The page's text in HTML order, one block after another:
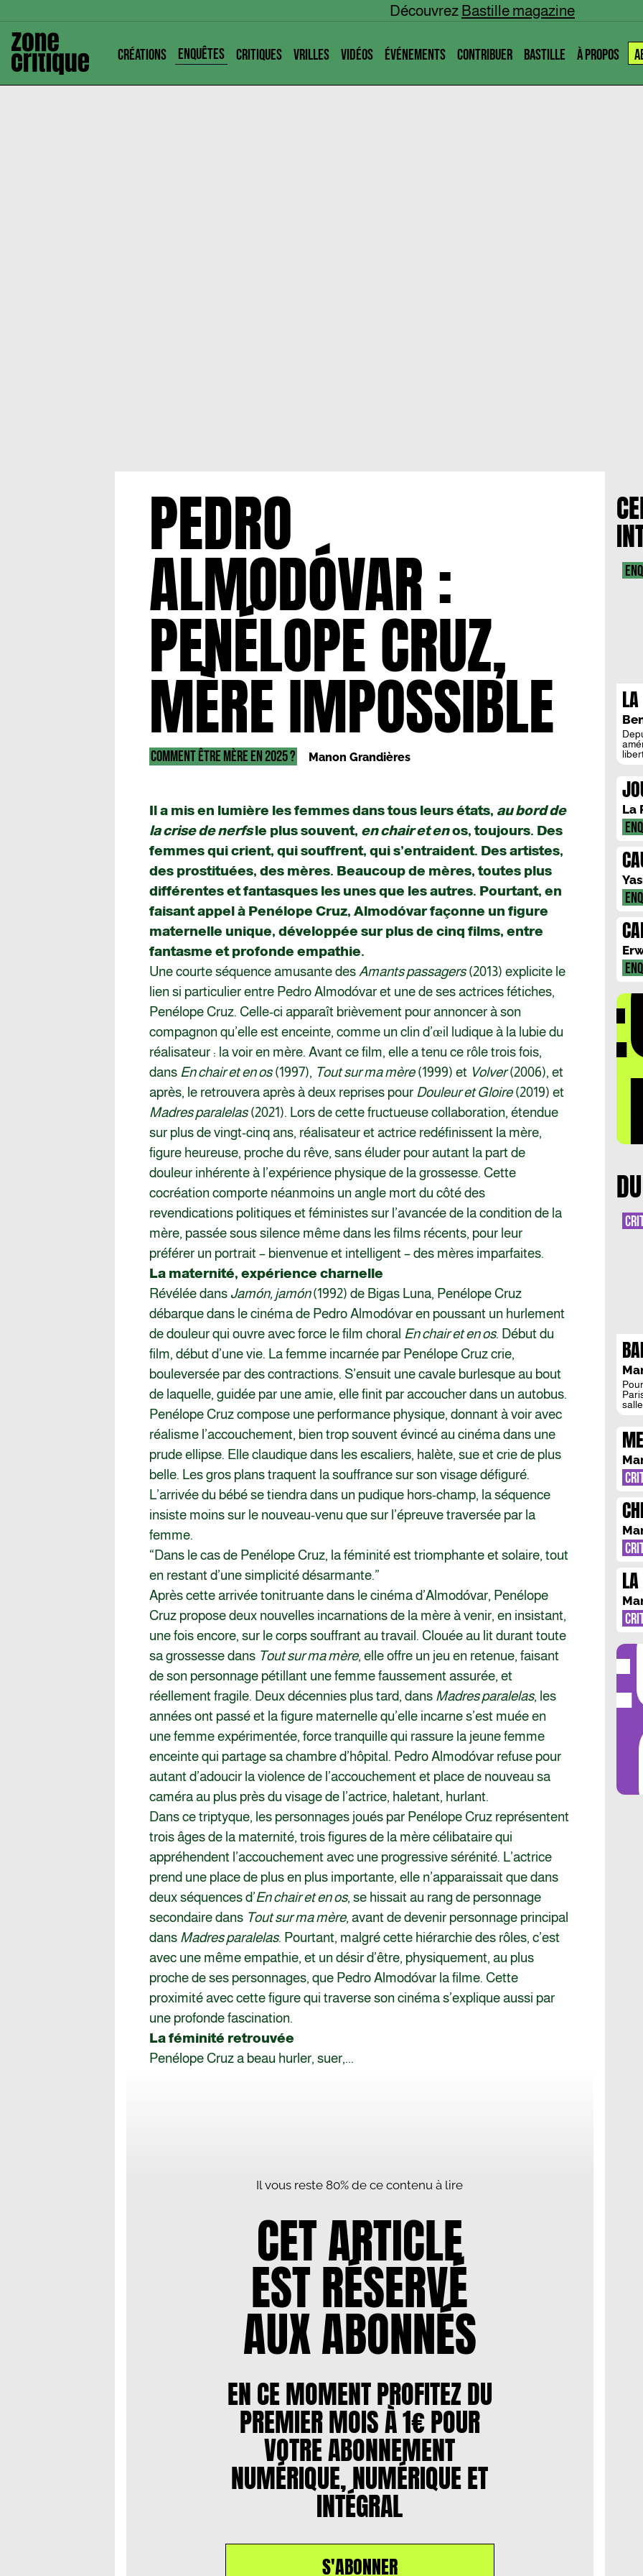
Découvrez Bastille magazine
CRÉATIONS ENQUÊTES CRITIQUES VRILLES VIDÉOS ÉVÉNEMENTS CONTRIBUER BASTILLE À PROPOS
PEDRO
ALMODÓVAR :
PENÉLOPE CRUZ,
MÈRE IMPOSSIBLE
COMMENT ÊTRE MÈRE EN 2025 ? Manon Grandières
Il a mis en lumière les femmes dans tous leurs états, au bord de
la crise de nerfsle plus souvent, en chair et enos, toujours. Des
femmes qui crient, qui souffrent, qui s’entraident. Des artistes,
des prostituées, des mères. Beaucoup de mères, toutes plus
différentes et fantasques les unes que les autres. Pourtant, en
faisant appel à Penélope Cruz, Almodóvar façonne un figure
maternelle unique, développée sur plus de cinq films, entre
fantasme et profonde empathie.
Une courte séquence amusante des Amants passagers(2013) explicite le
lien si particulier entre Pedro Almodóvar et une de ses actrices fétiches,
Penélope Cruz. Celle-ci apparaît brièvement pour annoncer à son
compagnon qu’elle est enceinte, comme un clin d’œil ludique à la lubie du
réalisateur : la voir en mère. Avant ce film, elle a tenu ce rôle trois fois,
dans En chair et en os(1997), Tout sur ma mère(1999) et Volver(2006), et
après, le retrouvera après à deux reprises pour Douleur et Gloire(2019) et
Madres paralelas(2021). Lors de cette fructueuse collaboration, étendue
sur plus de vingt-cinq ans, réalisateur et actrice redéfinissent la mère,
figure heureuse, proche du rêve, sans éluder pour autant la part de
douleur inhérente à l’expérience physique de la grossesse. Cette
cocréation comporte néanmoins un angle mort du côté des
revendications politiques et féministes sur l’avancée de la condition de la
mère, passée sous silence même dans les films récents, pour leur
préférer un portrait – bienvenue et intelligent – des mères imparfaites.
La maternité, expérience charnelle
Révélée dans Jamón, jamón(1992) de Bigas Luna, Penélope Cruz
débarque dans le cinéma de Pedro Almodóvar en poussant un hurlement
de douleur qui ouvre avec force le film choral En chair et en os. Début du
film, début d’une vie. La femme incarnée par Penélope Cruz crie,
bouleversée par des contractions. S’ensuit une cavale burlesque au bout
de laquelle, guidée par une amie, elle finit par accoucher dans un autobus.
Penélope Cruz compose une performance physique, donnant à voir avec
réalisme l’accouchement, bien trop souvent évincé au cinéma dans une
prude ellipse. Elle claudique dans les escaliers, halète, sue et crie de plus
belle. Les gros plans traquent la souffrance sur son visage défiguré.
L’arrivée du bébé se tiendra dans un pudique hors-champ, la séquence
insiste moins sur le nouveau-venu que sur l’épreuve traversée par la
femme.
“Dans le cas de Penélope Cruz, la féminité est triomphante et solaire, tout
en restant d’une simplicité désarmante.”
Après cette arrivée tonitruante dans le cinéma d’Almodóvar, Penélope
Cruz propose deux nouvelles incarnations de la mère à venir, en insistant,
une fois encore, sur le corps souffrant au travail. Clouée au lit durant toute
sa grossesse dans Tout sur ma mère, elle offre un jeu en retenue, faisant
de son personnage pétillant une femme faussement assurée, et
réellement fragile. Deux décennies plus tard, dans Madres paralelas, les
années ont passé et la figure maternelle qu’elle incarne s’est muée en
une femme expérimentée, force tranquille qui rassure la jeune femme
enceinte qui partage sa chambre d’hôpital. Pedro Almodóvar refuse pour
autant d’adoucir la violence de l’accouchement et place de nouveau sa
caméra au plus près du visage de l’actrice, haletant, hurlant.
Dans ce triptyque, les personnages joués par Penélope Cruz représentent
trois âges de la maternité, trois figures de la mère célibataire qui
appréhendent l’accouchement avec une progressive sérénité. L’actrice
prend une place de plus en plus importante, elle n’apparaissait que dans
deux séquences d’En chair et en os, se hissait au rang de personnage
secondaire dans Tout sur ma mère, avant de devenir personnage principal
dans Madres paralelas. Pourtant, malgré cette hiérarchie des rôles, c’est
avec une même empathie, et un désir d’être, physiquement, au plus
proche de ses personnages, que Pedro Almodóvar la filme. Cette
proximité avec cette figure qui traverse son cinéma s’explique aussi par
une profonde fascination.
La féminité retrouvée
Penélope Cruz a beau hurler, suer,...
Il vous reste 80% de ce contenu à lire
CET ARTICLE
EST RÉSERVÉ
AUX ABONNÉS
EN CE MOMENT PROFITEZ DU
PREMIER MOIS À 1€ POUR
VOTRE ABONNEMENT
NUMÉRIQUE, NUMÉRIQUE ET
INTÉGRAL
S'ABONNER
Le
La
LA
de
[…]